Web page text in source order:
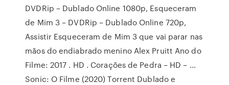
DVDRip – Dublado Online 1080p, Esqueceram
de Mim 3 – DVDRip – Dublado Online 720p,
Assistir Esqueceram de Mim 3 que vai parar nas
mãos do endiabrado menino Alex Pruitt Ano do
Filme: 2017 . HD . Corações de Pedra – HD – …
Sonic: O Filme (2020) Torrent Dublado e